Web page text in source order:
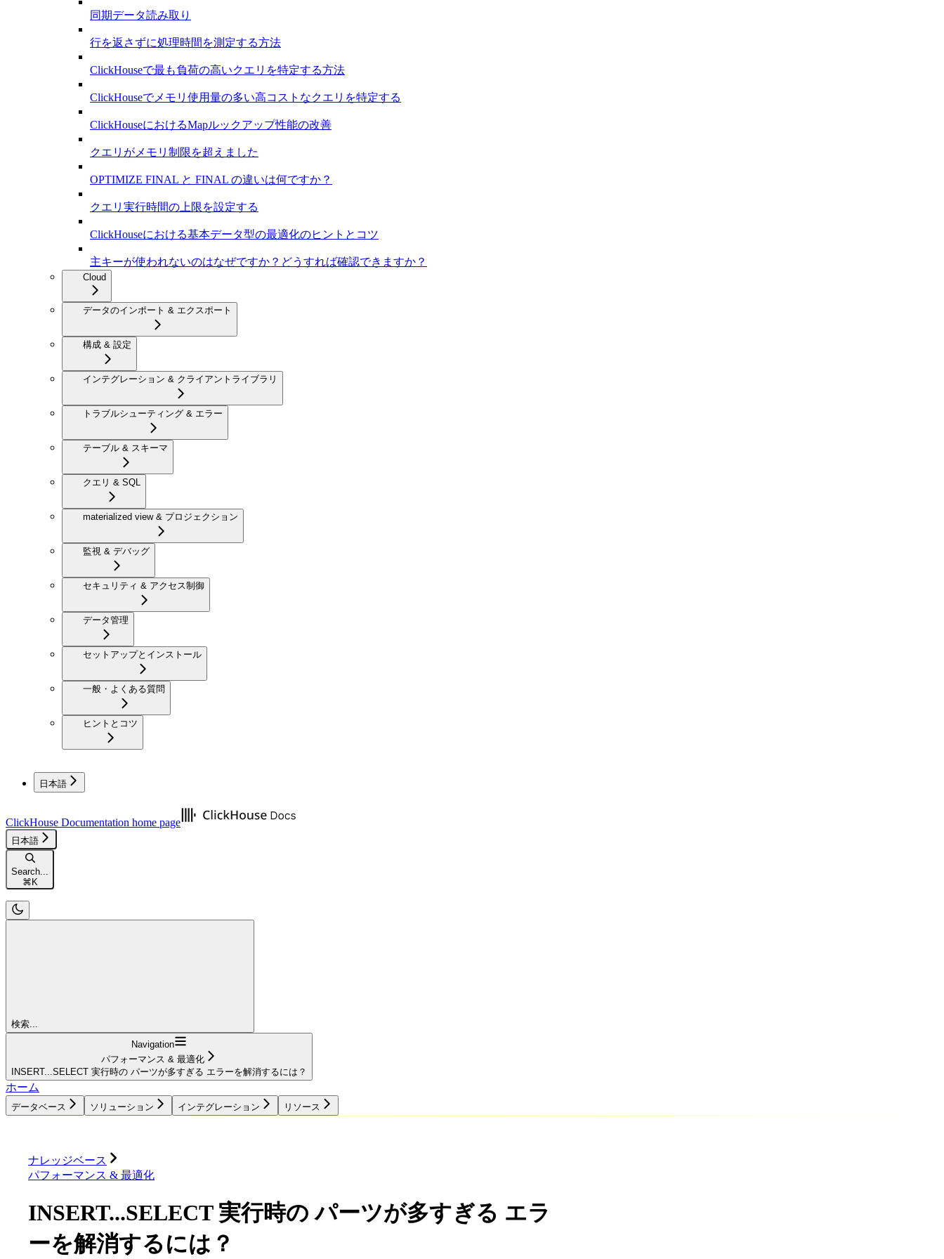
同期データ読み取り
行を返さずに処理時間を測定する方法
ClickHouseで最も負荷の高いクエリを特定する方法
ClickHouseでメモリ使用量の多い高コストなクエリを特定する
ClickHouseにおけるMapルックアップ性能の改善
クエリがメモリ制限を超えました
OPTIMIZE FINAL と FINAL の違いは何ですか？
クエリ実行時間の上限を設定する
ClickHouseにおける基本データ型の最適化のヒントとコツ
主キーが使われないのはなぜですか？どうすれば確認できますか？
Cloud
データのインポート & エクスポート
構成 & 設定
インテグレーション & クライアントライブラリ
トラブルシューティング & エラー
テーブル & スキーマ
クエリ & SQL
materialized view & プロジェクション
監視 & デバッグ
セキュリティ & アクセス制御
データ管理
セットアップとインストール
一般・よくある質問
ヒントとコツ
日本語
ClickHouse Documentation home page
日本語
Search...
⌘ K
検索...
Navigation
パフォーマンス & 最適化
INSERT...SELECT 実行時の パーツが多すぎる エラーを解消するには？
ホーム
データベース ソリューション インテグレーション リソース
ナレッジベース
パフォーマンス & 最適化
INSERT...SELECT 実行時の パーツが多すぎる エラ
ーを解消するには？